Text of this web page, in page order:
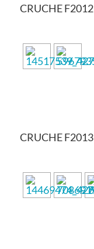
CRUCHE F2012
CRUCHE F2013